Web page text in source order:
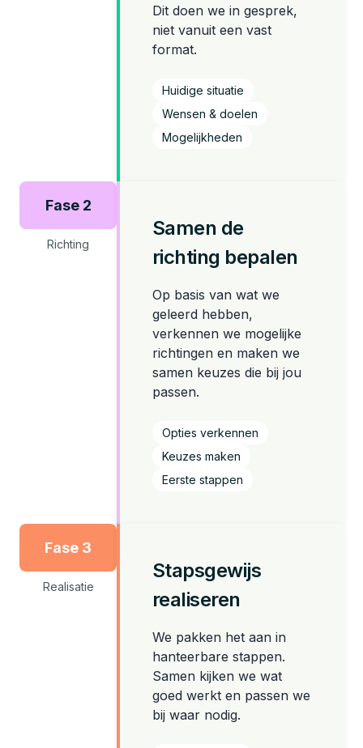
Dit doen we in gesprek,
niet vanuit een vast
format.
Huidige situatie
Wensen & doelen
Mogelijkheden
Fase 2
Richting
Samen de
richting bepalen
Op basis van wat we
geleerd hebben,
verkennen we mogelijke
richtingen en maken we
samen keuzes die bij jou
passen.
Opties verkennen
Keuzes maken
Eerste stappen
Fase 3
Realisatie
Stapsgewijs
realiseren
We pakken het aan in
hanteerbare stappen.
Samen kijken we wat
goed werkt en passen we
bij waar nodig.